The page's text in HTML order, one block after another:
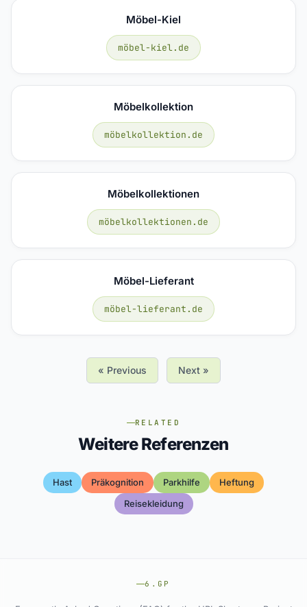
Möbel-Kiel
möbel-kiel.de
Möbelkollektion
möbelkollektion.de
Möbelkollektionen
möbelkollektionen.de
Möbel-Lieferant
möbel-lieferant.de
« Previous Next »
RELATED
Weitere Referenzen
Hast Präkognition Parkhilfe
Heftung
Reisekleidung
6.GP